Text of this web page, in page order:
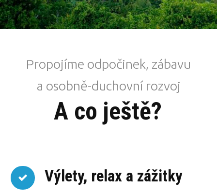
Propojíme odpočinek, zábavu
a osobně-duchovní rozvoj
A co ještě?
Výlety, relax a zážitky